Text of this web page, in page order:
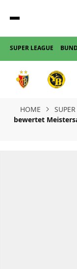
SUPER LEAGUE
HOME
bewertet